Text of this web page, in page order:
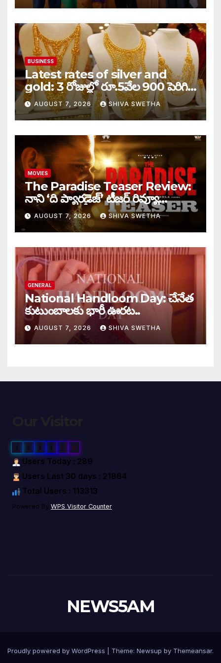
BUSINESS
Latest rates of silver and
gold: 3 రోజుల్లో రూ.5వేల 900 పెరిగిన
తులం గోల్డ్…
AUGUST 7, 2026 SHIVA SWETHA
MOVIES
The Paradise Teaser Review:
నాని ‘ది ప్యారడైజ్’ టీజర్ రివ్యూ…
AUGUST 7, 2026 SHIVA SWETHA
GENERAL
National Handloom Day: చేనేత
కుటుంబాలకు భారీ ఊరట..
AUGUST 7, 2026 SHIVA SWETHA
1 1 3 3 1 3
Users Today : 289
Users Last 30 days : 21884
Total Users : 113313
Powered By WPS Visitor Counter
NEWS5AM
Proudly powered by WordPress Theme: Newsup by Themeansar.